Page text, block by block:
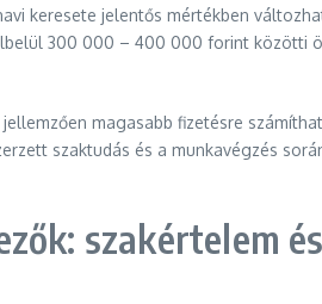
keresete jelentős mértékben
300 000 – 400 000 forint közötti
magasabb fizetésre
szaktudás és a munkavégzés
szakértelem